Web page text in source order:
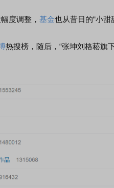
度调整， 基金也从昔日的“小甜
热搜榜，随后，“张坤刘格菘旗